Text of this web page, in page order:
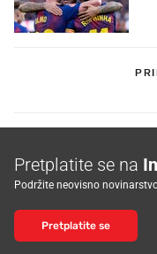
Pretplatite se na
Podržite neovisno
Pretplatite se